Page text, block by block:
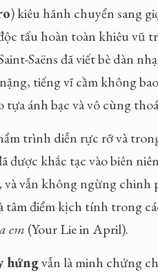
) kiêu hãnh chuyển sang
tấu hoàn toàn khiêu vũ
Saëns đã viết bè dàn
tiếng vĩ cầm không
ánh bạc và vô cùng
trình diễn rực rỡ và
được khắc tạc vào biên
vẫn không ngừng
tâm điểm kịch tính trong
em (Your Lie in April).
hứngvẫn là minh chứng